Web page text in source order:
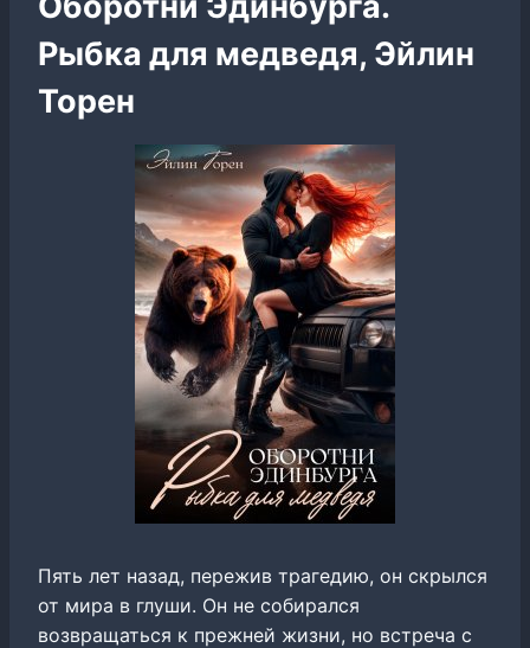
Рыбка для медведя, Эйлин
Торен
Пять лет назад, пережив трагедию, он скрылся
от мира в глуши. Он не собирался
возвращаться к прежней жизни, но встреча с